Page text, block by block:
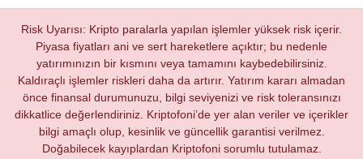
Risk Uyarısı: Kripto paralarla yapılan işlemler yüksek risk içerir.
Piyasa fiyatları ani ve sert hareketlere açıktır; bu nedenle
yatırımınızın bir kısmını veya tamamını kaybedebilirsiniz.
Kaldıraçlı işlemler riskleri daha da artırır. Yatırım kararı almadan
önce finansal durumunuzu, bilgi seviyenizi ve risk toleransınızı
dikkatlice değerlendiriniz. Kriptofoni’de yer alan veriler ve içerikler
bilgi amaçlı olup, kesinlik ve güncellik garantisi verilmez.
Doğabilecek kayıplardan Kriptofoni sorumlu tutulamaz.